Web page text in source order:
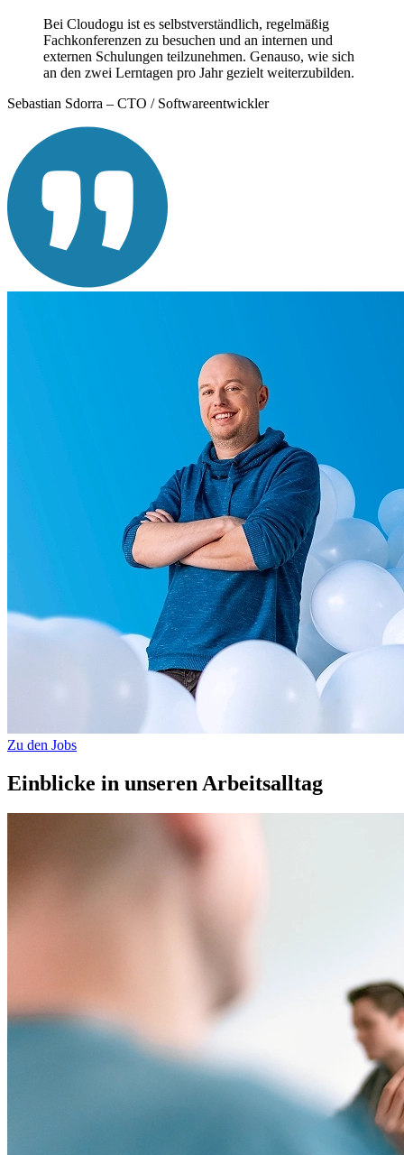
Bei Cloudogu ist es selbstverständlich, regelmäßig
Fachkonferenzen zu besuchen und an internen und
externen Schulungen teilzunehmen. Genauso, wie sich
an den zwei Lerntagen pro Jahr gezielt weiterzubilden.
Sebastian Sdorra – CTO / Softwareentwickler
Zu den Jobs
Einblicke in unseren Arbeitsalltag